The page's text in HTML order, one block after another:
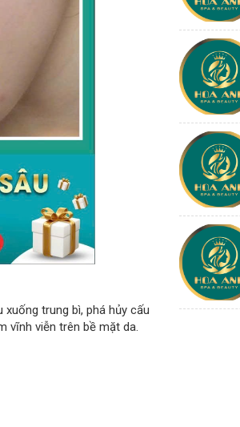
trung bì, phá hủy cấu
vĩnh viễn trên bề mặt da.